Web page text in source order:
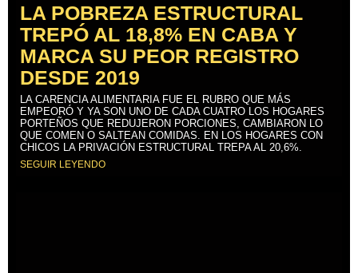
LA POBREZA ESTRUCTURAL
TREPÓ AL 18,8% EN CABA Y
MARCA SU PEOR REGISTRO
DESDE 2019
LA CARENCIA ALIMENTARIA FUE EL RUBRO QUE MÁS
EMPEORÓ Y YA SON UNO DE CADA CUATRO LOS HOGARES
PORTEÑOS QUE REDUJERON PORCIONES, CAMBIARON LO
QUE COMEN O SALTEAN COMIDAS. EN LOS HOGARES CON
CHICOS LA PRIVACIÓN ESTRUCTURAL TREPA AL 20,6%.
SEGUIR LEYENDO